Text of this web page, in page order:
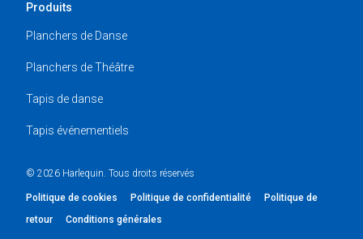
Produits
Planchers de Danse
Planchers de Théâtre
Tapis de danse
Tapis événementiels
© 2026 Harlequin. Tous droits réservés
Politique de cookies Politique de confidentialité
Politique de
retour
Conditions générales